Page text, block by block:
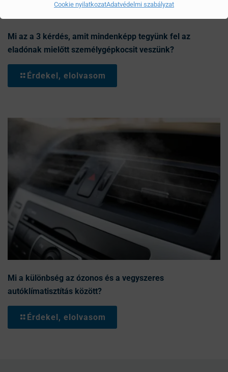
Cookie nyilatkozatAdatvédelmi szabályzat
Mi az a 3 kérdés, amit mindenképp tegyünk fel az
eladónak mielőtt személygépkocsit veszünk?
Érdekel, elolvasom
Mi a különbség az ózonos és a vegyszeres
autóklímatisztítás között?
Érdekel, elolvasom